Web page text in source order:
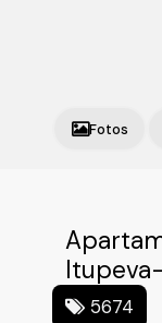
Fotos
5674